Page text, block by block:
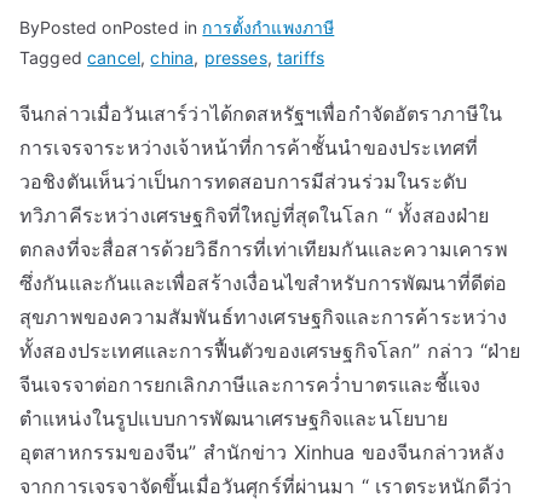
ByPosted onPosted in การตั้งกำแพงภาษี
Taggedcancel,china, presses,tariffs
จีนกล่าวเมื่อวันเสาร์ว่าได้กดสหรัฐฯเพื่อกำจัดอัตราภาษีใน
การเจรจาระหว่างเจ้าหน้าที่การค้าชั้นนำของประเทศที่
วอชิงตันเห็นว่าเป็นการทดสอบการมีส่วนร่วมในระดับ
ทวิภาคีระหว่างเศรษฐกิจที่ใหญ่ที่สุดในโลก “ ทั้งสองฝ่าย
ตกลงที่จะสื่อสารด้วยวิธีการที่เท่าเทียมกันและความเคารพ
ซึ่งกันและกันและเพื่อสร้างเงื่อนไขสำหรับการพัฒนาที่ดีต่อ
สุขภาพของความสัมพันธ์ทางเศรษฐกิจและการค้าระหว่าง
ทั้งสองประเทศและการฟื้นตัวของเศรษฐกิจโลก” กล่าว “ฝ่าย
จีนเจรจาต่อการยกเลิกภาษีและการคว่ำบาตรและชี้แจง
ตำแหน่งในรูปแบบการพัฒนาเศรษฐกิจและนโยบาย
อุตสาหกรรมของจีน” สำนักข่าว Xinhua ของจีนกล่าวหลัง
จากการเจรจาจัดขึ้นเมื่อวันศุกร์ที่ผ่านมา “ เราตระหนักดีว่า